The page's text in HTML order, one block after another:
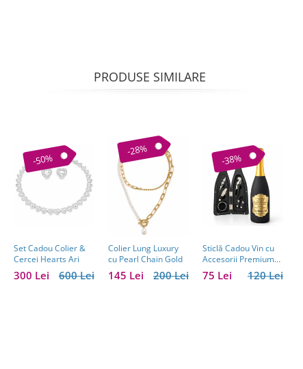
PRODUSE SIMILARE
-50%
Set Cadou Colier &
Cercei Hearts Ari
600 Lei
300 Lei
-28%
Colier Lung Luxury
cu Pearl Chain Gold
200 Lei
145 Lei
-38%
Sticlă Cadou Vin cu
Accesorii Premium
Personalizată – Set
Elegant pentru120 Lei
75 Lei